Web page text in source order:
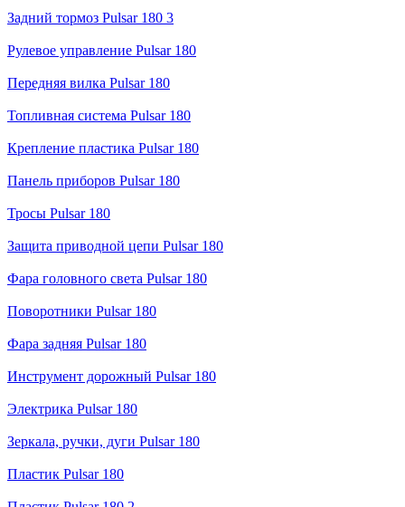
Задний тормоз Pulsar 180 3
Рулевое управление Pulsar 180
Передняя вилка Pulsar 180
Топливная система Pulsar 180
Крепление пластика Pulsar 180
Панель приборов Pulsar 180
Тросы Pulsar 180
Защита приводной цепи Pulsar 180
Фара головного света Pulsar 180
Поворотники Pulsar 180
Фара задняя Pulsar 180
Инструмент дорожный Pulsar 180
Электрика Pulsar 180
Зеркала, ручки, дуги Pulsar 180
Пластик Pulsar 180